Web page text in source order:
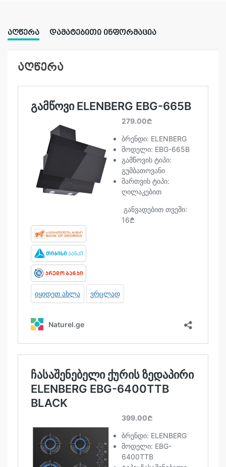
ᲐᲦᲬᲔᲠᲐ ᲓᲐᲛᲐᲢᲔᲑᲘᲗᲘ ᲘᲜᲤᲝᲠᲛᲐᲪᲘᲐ
აღწერა